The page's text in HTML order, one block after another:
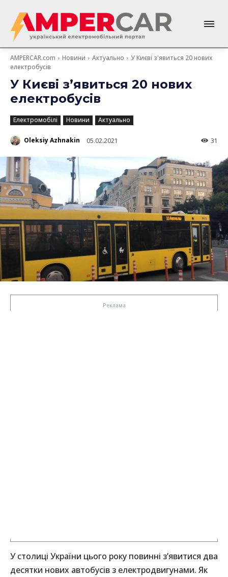
AMPERCAR.com Новини Актуально
У Києві з'явиться 20 нових
електробусів
У Києві з’явиться 20 нових
електробусів
Електромобілі Новини Актуально
Oleksiy Azhnakin 05.02.2021 31
У столиці України цього року повинні з’явитися два
десятки нових автобусів з електродвигунами. Як